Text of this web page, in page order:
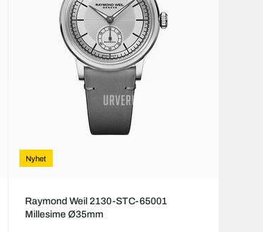
Nyhet
Raymond Weil 2130-STC-65001
Millesime Ø35mm